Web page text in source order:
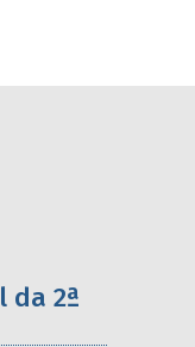
da 2ª
da 2ª